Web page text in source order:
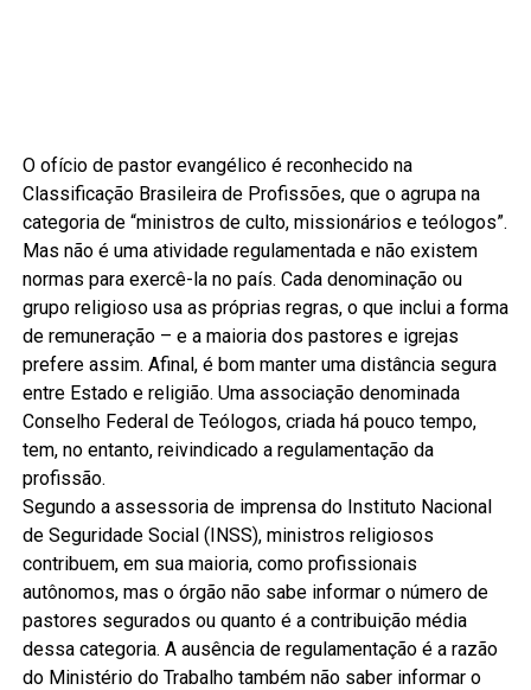
O ofício de pastor evangélico é reconhecido na
Classificação Brasileira de Profissões, que o agrupa na
categoria de “ministros de culto, missionários e teólogos”.
Mas não é uma atividade regulamentada e não existem
normas para exercê-la no país. Cada denominação ou
grupo religioso usa as próprias regras, o que inclui a forma
de remuneração – e a maioria dos pastores e igrejas
prefere assim. Afinal, é bom manter uma distância segura
entre Estado e religião. Uma associação denominada
Conselho Federal de Teólogos, criada há pouco tempo,
tem, no entanto, reivindicado a regulamentação da
profissão.
Segundo a assessoria de imprensa do Instituto Nacional
de Seguridade Social (INSS), ministros religiosos
contribuem, em sua maioria, como profissionais
autônomos, mas o órgão não sabe informar o número de
pastores segurados ou quanto é a contribuição média
dessa categoria. A ausência de regulamentação é a razão
do Ministério do Trabalho também não saber informar o